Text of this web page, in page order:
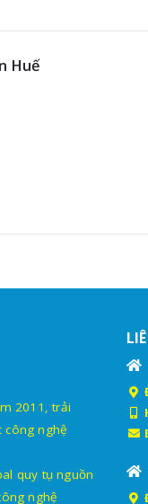
Huế
2011, trải
công nghệ
quy tụ nguồn
nghệ